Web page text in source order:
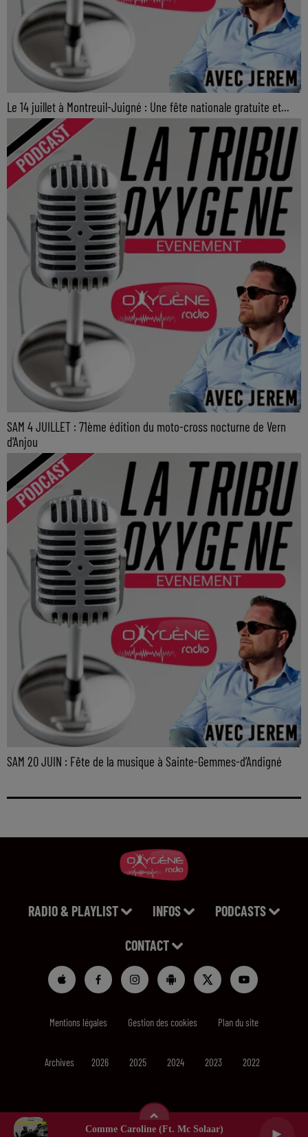
Comme Caroline (ft. Mc Solaar)
Le 14 juillet à Montreuil-Juigné : Une fête nationale gratuite et...
SAM 4 JUILLET : 71ème édition du moto-cross nocturne de Vern
d'Anjou
SAM 20 JUIN : Fête de la musique à Sainte-Gemmes-d’Andigné
RADIO & PLAYLIST INFOS PODCASTS
CONTACT
Mentions légales Gestion des cookies Plan du site
Archives 2026 2025 2024 2023 2022